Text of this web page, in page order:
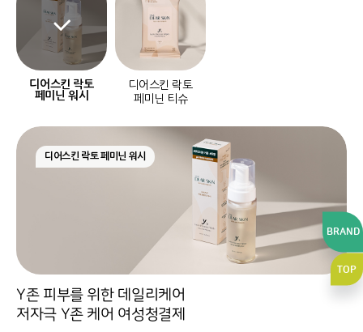
디어스킨 락토
페미닌 워시
디어스킨 락토
페미닌 티슈
디어스킨 락토 페미닌 워시
Y존 피부를 위한 데일리케어
저자극 Y존 케어 여성청결제
BRAND
깨끗한나라
보솜이
TOP